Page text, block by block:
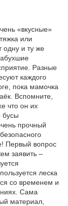
«вкусные»
или
одну и ту же
Разные
каждого
пока мамочка
Вспомните,
что он их
бусы
прочный
Первый вопрос
заявить –
леска
со временем и
Сама
материал,